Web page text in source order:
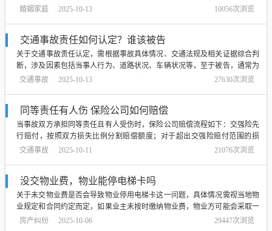
题，胡律师以专业、细致、耐心的服务态度，为当事人提供全面的法律咨询
婚姻家庭 2025-10-13 10056次浏览
交通事故责任如何认定？谁该被告
关于交通事故责任认定，需根据事故具体情况、交通法规及相关证据综合判
断，涉及因素包括当事人行为、道路状况、车辆状况等，至于被告，通常为
事故中的相关责任方，如事故中的驾驶员或其他涉及方，具体责任认定及被
交通事故 2025-10-13 27630次浏览
同等责任有人伤 保险公司如何赔偿
当事故双方承担同等责任且有人受伤时，保险公司赔偿流程如下：交强险先
行赔付，按照双方损失比例分割赔偿额度；对于超出交强险赔付范围的损
失，商业险按照双方同等责任的比例进行赔付，受伤人员的医疗费用等损失
交通事故 2025-10-11 21076次浏览
没交物业费，物业能停电梯卡吗
关于未交物业费是否会导致物业停用电梯卡这一问题，具体情况需视当地物
业规定和合同约定而定，如果业主未按时缴纳物业费，物业方可能会采取一
些措施进行催缴，但停用电梯卡是否为其措施之一需根据具体规定判断，建
房产纠纷 2025-10-06 29447次浏览